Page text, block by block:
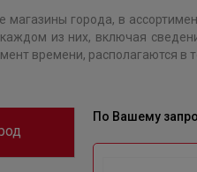
магазины города, в
из них, включая
времени, располагаются
По Вашему